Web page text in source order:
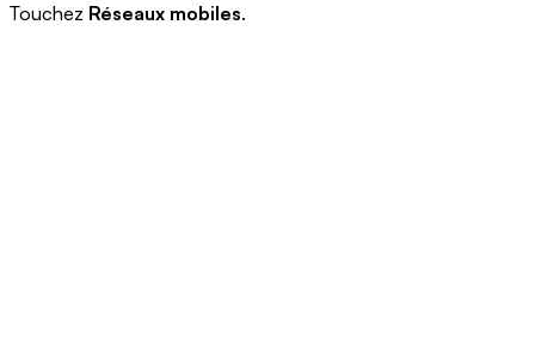
Touchez Réseaux mobiles.